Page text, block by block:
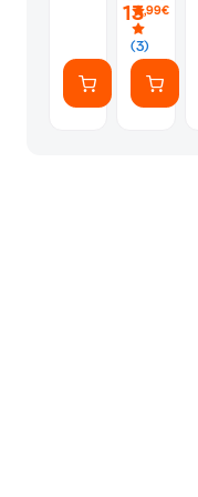
(3)
13,99€